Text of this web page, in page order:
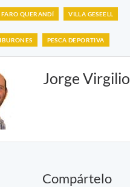
FARO QUERANDÍ VILLA GESEELL
PESCA DEPORTIVA
Jorge Virgilio
Compártelo